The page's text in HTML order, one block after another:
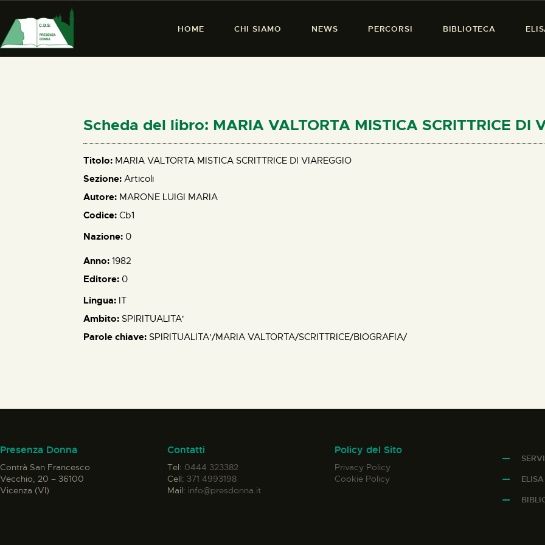
HOME CHI SIAMO NEWS PERCORSI BIBLIOTECA
PRESENZA DONNA
PERCORSI
BIBLIOTECA
Scheda del libro: MARIA VALTORTA MISTICA SCRITTRICE DI
Titolo: MARIA VALTORTA MISTICA SCRITTRICE DI VIAREGGIO
Sezione: Articoli
Autore: MARONE LUIGI MARIA
Codice: Cb1
Nazione: 0
Anno: 1982
Editore: 0
Lingua: IT
Ambito: SPIRITUALITA'
Parole chiave: SPIRITUALITA'/MARIA VALTORTA/SCRITTRICE/BIOGRAFIA/
Presenza Donna
Contrà San Francesco
Vecchio, 20 – 36100
Vicenza (VI)
Contatti
Tel: 0444 323382
Cell: 371 4993198
Mail: info@presdonna.it
Policy del Sito
Privacy Policy
Cookie Policy